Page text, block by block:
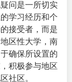
问是一所切实
学习经历和个
接受者，而是
区性大学，南
确保所设置的
积极参与地区
社区。